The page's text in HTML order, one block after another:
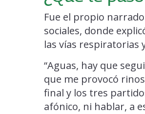
Fue el propio
sociales, donde
las vías respiratorias
“Aguas, hay que
que me provocó
final y los tres
afónico, ni hablar, a